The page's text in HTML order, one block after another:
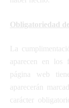
Obligatoriedad
La
aparecen en los
página web
aparecerán
carácter